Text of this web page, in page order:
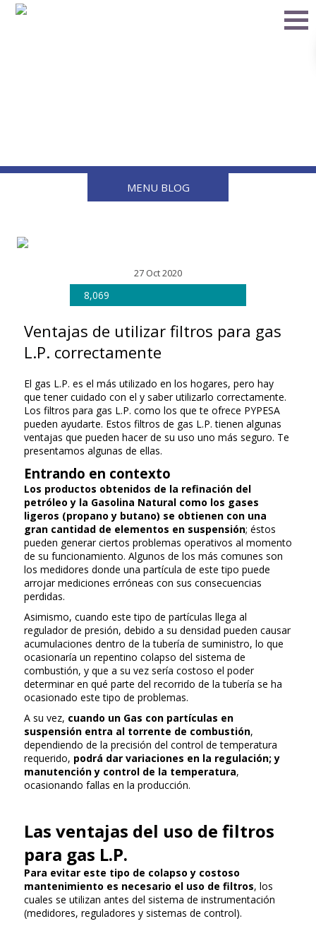
MENU BLOG
27 Oct 2020
8,069
Ventajas de utilizar filtros para gas
L.P. correctamente
El gas L.P. es el más utilizado en los hogares, pero hay
que tener cuidado con el y saber utilizarlo correctamente.
Los filtros para gas L.P. como los que te ofrece PYPESA
pueden ayudarte. Estos filtros de gas L.P. tienen algunas
ventajas que pueden hacer de su uso uno más seguro. Te
presentamos algunas de ellas.
Entrando en contexto
Los productos obtenidos de la refinación del
petróleo y la Gasolina Natural como los gases
ligeros (propano y butano) se obtienen con una
gran cantidad de elementos en suspensión; éstos
pueden generar ciertos problemas operativos al momento
de su funcionamiento. Algunos de los más comunes son
los medidores donde una partícula de este tipo puede
arrojar mediciones erróneas con sus consecuencias
perdidas.
Asimismo, cuando este tipo de partículas llega al
regulador de presión, debido a su densidad pueden causar
acumulaciones dentro de la tubería de suministro, lo que
ocasionaría un repentino colapso del sistema de
combustión, y que a su vez sería costoso el poder
determinar en qué parte del recorrido de la tubería se ha
ocasionado este tipo de problemas.
A su vez, cuando un Gas con partículas en
suspensión entra al torrente de combustión,
dependiendo de la precisión del control de temperatura
requerido, podrá dar variaciones en la regulación; y
manutención y control de la temperatura,
ocasionando fallas en la producción.
Las ventajas del uso de filtros
para gas L.P.
Para evitar este tipo de colapso y costoso
mantenimiento es necesario el uso de filtros, los
cuales se utilizan antes del sistema de instrumentación
(medidores, reguladores y sistemas de control).